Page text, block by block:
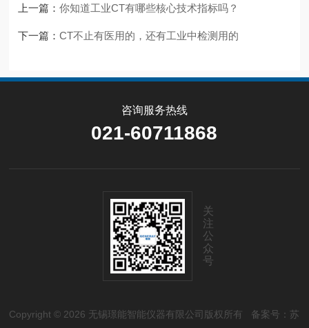
上一篇：你知道工业CT有哪些核心技术指标吗？
下一篇：CT不止有医用的，还有工业中检测用的
咨询服务热线
021-60711868
关
注
公
众
号
Copyright © 2026 无锡璟能智能仪器有限公司版权所有 备案号：苏